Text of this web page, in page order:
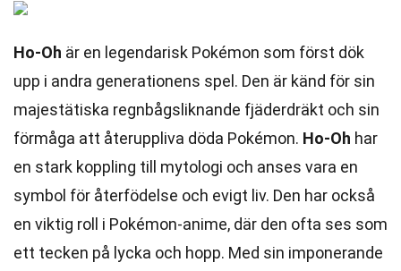
Ho-Oh är en legendarisk Pokémon som först dök
upp i andra generationens spel. Den är känd för sin
majestätiska regnbågsliknande fjäderdräkt och sin
förmåga att återuppliva döda Pokémon. Ho-Oh har
en stark koppling till mytologi och anses vara en
symbol för återfödelse och evigt liv. Den har också
en viktig roll i Pokémon-anime, där den ofta ses som
ett tecken på lycka och hopp. Med sin imponerande